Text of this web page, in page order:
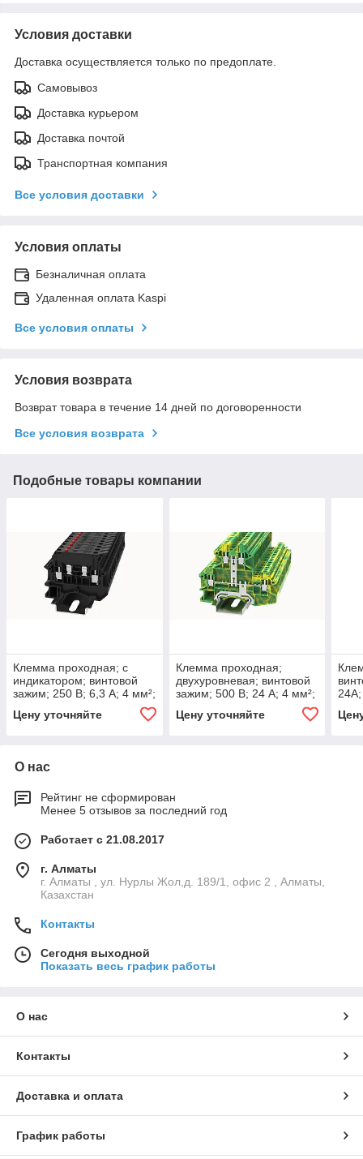
Условия доставки
Доставка осуществляется только по предоплате.
Самовывоз
Доставка курьером
Доставка почтой
Транспортная компания
Все условия доставки
Условия оплаты
Безналичная оплата
Удаленная оплата Kaspi
Все условия оплаты
Условия возврата
Возврат товара в течение 14 дней по договоренности
Все условия возврата
Подобные товары компании
Клемма проходная; с
индикатором; винтовой
зажим; 250 В; 6,3 А; 4 мм²;
Цену уточняйте
Клемма проходная;
двухуровневая; винтовой
зажим; 500 В; 24 А; 4 мм²;
Цену уточняйте
О нас
Рейтинг не сформирован
Менее 5 отзывов за последний год
Работает с 21.08.2017
г. Алматы
г. Алматы , ул. Нурлы Жол,д. 189/1, офис 2 , Алматы,
Казахстан
Контакты
Сегодня выходной
Показать весь график работы
О нас
Контакты
Доставка и оплата
График работы